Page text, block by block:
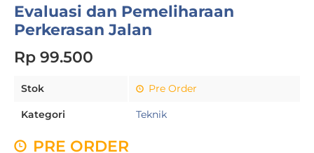
Evaluasi dan Pemeliharaan
Perkerasan Jalan
Rp 99.500
Stok Pre Order
Kategori Teknik
PRE ORDER